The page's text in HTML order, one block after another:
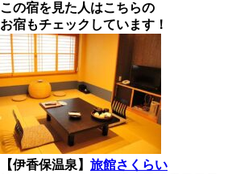
この宿を見た人はこちらの
お宿もチェックしています！
【伊香保温泉】 旅館さくらい